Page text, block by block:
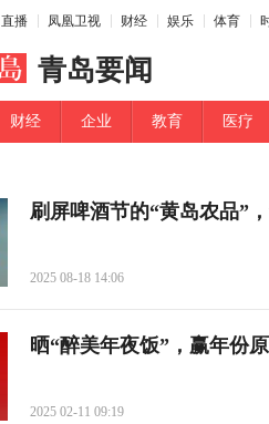
直播 凤凰卫视 财经 娱乐 体育
青岛要闻
财经 企业 教育 医疗
刷屏啤酒节的“黄岛农品”
2025 08-18 14:06
晒“醉美年夜饭”，赢年份
2025 02-11 09:19